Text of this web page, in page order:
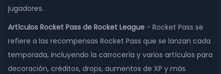
jugadores.
Artículos Rocket Pass de Rocket League - Rocket Pass se
refiere a las recompensas Rocket Pass que se lanzan cada
temporada, incluyendo la carrocería y varios artículos para
decoración, créditos, drops, aumentos de XP y más.